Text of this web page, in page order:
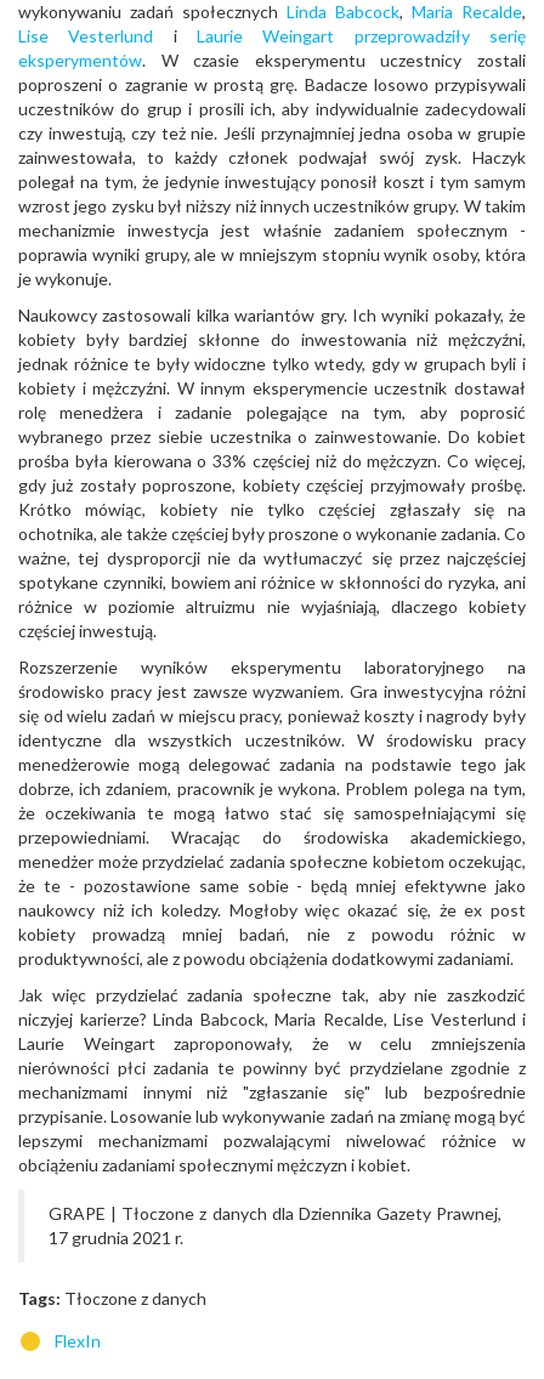
wykonywaniu zadań społecznych Linda Babcock, Maria Recalde,
Lise Vesterlund iLaurie Weingart
przeprowadziły serię
eksperymentów. W czasie eksperymentu uczestnicy zostali
poproszeni o zagranie w prostą grę. Badacze losowo przypisywali
uczestników do grup i prosili ich, aby indywidualnie zadecydowali
czy inwestują, czy też nie. Jeśli przynajmniej jedna osoba w grupie
zainwestowała, to każdy członek podwajał swój zysk. Haczyk
polegał na tym, że jedynie inwestujący ponosił koszt i tym samym
wzrost jego zysku był niższy niż innych uczestników grupy. W takim
mechanizmie inwestycja jest właśnie zadaniem społecznym -
poprawia wyniki grupy, ale w mniejszym stopniu wynik osoby, która
je wykonuje.
Naukowcy zastosowali kilka wariantów gry. Ich wyniki pokazały, że
kobiety były bardziej skłonne do inwestowania niż mężczyźni,
jednak różnice te były widoczne tylko wtedy, gdy w grupach byli i
kobiety i mężczyźni. W innym eksperymencie uczestnik dostawał
rolę menedżera i zadanie polegające na tym, aby poprosić
wybranego przez siebie uczestnika o zainwestowanie. Do kobiet
prośba była kierowana o 33% częściej niż do mężczyzn. Co więcej,
gdy już zostały poproszone, kobiety częściej przyjmowały prośbę.
Krótko mówiąc, kobiety nie tylko częściej zgłaszały się na
ochotnika, ale także częściej były proszone o wykonanie zadania. Co
ważne, tej dysproporcji nie da wytłumaczyć się przez najczęściej
spotykane czynniki, bowiem ani różnice w skłonności do ryzyka, ani
różnice w poziomie altruizmu nie wyjaśniają, dlaczego kobiety
częściej inwestują.
Rozszerzenie wyników eksperymentu laboratoryjnego na
środowisko pracy jest zawsze wyzwaniem. Gra inwestycyjna różni
się od wielu zadań w miejscu pracy, ponieważ koszty i nagrody były
identyczne dla wszystkich uczestników. W środowisku pracy
menedżerowie mogą delegować zadania na podstawie tego jak
dobrze, ich zdaniem, pracownik je wykona. Problem polega na tym,
że oczekiwania te mogą łatwo stać się samospełniającymi się
przepowiedniami. Wracając do środowiska akademickiego,
menedżer może przydzielać zadania społeczne kobietom oczekując,
że te - pozostawione same sobie - będą mniej efektywne jako
naukowcy niż ich koledzy. Mogłoby więc okazać się, że ex post
kobiety prowadzą mniej badań, nie z powodu różnic w
produktywności, ale z powodu obciążenia dodatkowymi zadaniami.
Jak więc przydzielać zadania społeczne tak, aby nie zaszkodzić
niczyjej karierze? Linda Babcock, Maria Recalde, Lise Vesterlund i
Laurie Weingart zaproponowały, że w celu zmniejszenia
nierówności płci zadania te powinny być przydzielane zgodnie z
mechanizmami innymi niż "zgłaszanie się" lub bezpośrednie
przypisanie. Losowanie lub wykonywanie zadań na zmianę mogą być
lepszymi mechanizmami pozwalającymi niwelować różnice w
obciążeniu zadaniami społecznymi mężczyzn i kobiet.
GRAPE | Tłoczone z danych dla Dziennika Gazety Prawnej,
17 grudnia 2021 r.
Tags: Tłoczone z danych
FlexIn